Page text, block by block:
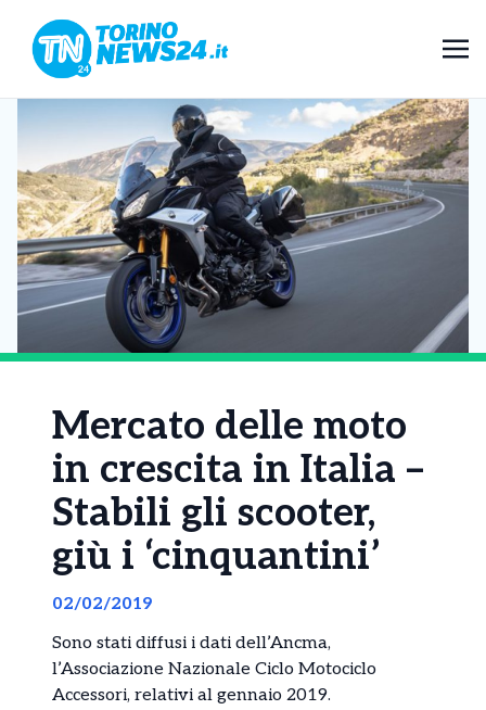
Mercato delle moto
in crescita in Italia –
Stabili gli scooter,
giù i ‘cinquantini’
02/02/2019
Sono stati diffusi i dati dell’Ancma,
l’Associazione Nazionale Ciclo Motociclo
Accessori, relativi al gennaio 2019.